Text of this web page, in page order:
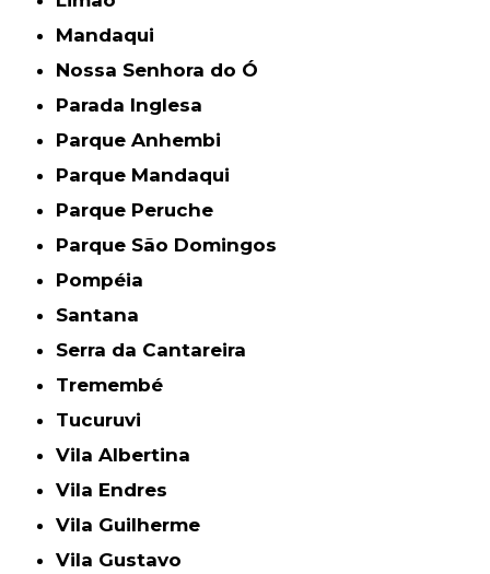
Mandaqui
Nossa Senhora do Ó
Parada Inglesa
Parque Anhembi
Parque Mandaqui
Parque Peruche
Parque São Domingos
Pompéia
Santana
Serra da Cantareira
Tremembé
Tucuruvi
Vila Albertina
Vila Endres
Vila Guilherme
Vila Gustavo